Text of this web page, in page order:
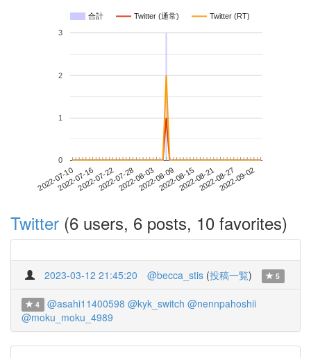
合計 Twitter (通常) Twitter (RT)
2022-07-102022-07-162022-07-222022-07-282022-08-032022-08-092022-08-152022-08-212022-08-272022-09-02
0
1
2
3
Twitter (6 users, 6 posts, 10 favorites)
2023-03-12 21:45:20 @becca_stis (投稿一覧) 5
4 @asahi11400598 @kyk_switch @nennpahoshii
@moku_moku_4989